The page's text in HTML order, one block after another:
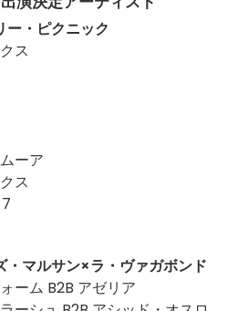
ー・ピクニック
ス
ーア
ス
・マルサン×ラ・ヴァガボンド
ーム B2B アゼリア